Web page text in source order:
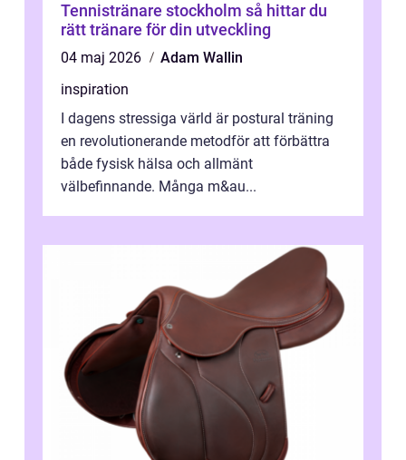
Tennistränare stockholm så hittar du
rätt tränare för din utveckling
04 maj 2026
Adam Wallin
inspiration
I dagens stressiga värld är postural träning
en revolutionerande metodför att förbättra
både fysisk hälsa och allmänt
välbefinnande. Många m&au...